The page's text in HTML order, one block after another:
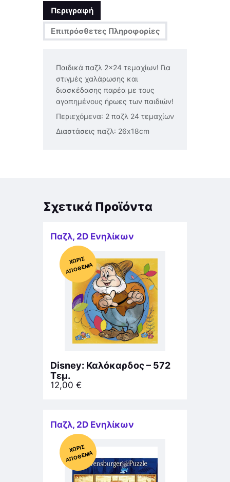
Περιγραφή
Επιπρόσθετες Πληροφορίες
Παιδικά παζλ 2×24 τεμαχίων! Για
στιγμές χαλάρωσης και
διασκέδασης παρέα με τους
αγαπημένους ήρωες των παιδιών!
Περιεχόμενα: 2 παζλ 24 τεμαχίων
Διαστάσεις παζλ: 26x18cm
Σχετικά Προϊόντα
Παζλ, 2D Ενηλίκων
Χ
ΩΡΊΣ
Α
Π
Ό
ΘΕ
ΜΑ
Disney: Καλόκαρδος – 572
Τεμ.
12,00 €
Παζλ, 2D Ενηλίκων
Χ
ΩΡΊΣ
Α
Π
Ό
ΘΕ
ΜΑ